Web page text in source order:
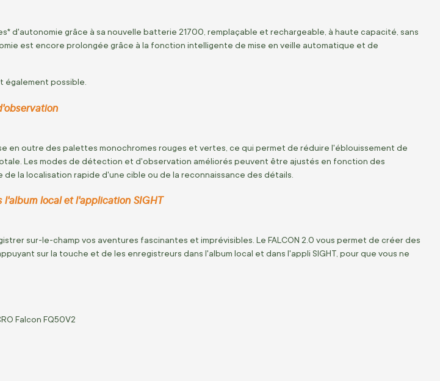
d'autonomie grâce à sa nouvelle batterie 21700, remplaçable et rechargeable, à haute capacité, sans
est encore prolongée grâce à la fonction intelligente de mise en veille automatique et de
possible.
en outre des palettes monochromes rouges et vertes, ce qui permet de réduire l'éblouissement de
Les modes de détection et d'observation améliorés peuvent être ajustés en fonction des
la localisation rapide d'une cible ou de la reconnaissance des détails.
local et l'application SIGHT
sur-le-champ vos aventures fascinantes et imprévisibles. Le FALCON 2.0 vous permet de créer des
sur la touche et de les enregistreurs dans l'album local et dans l'appli SIGHT, pour que vous ne
Falcon FQ50V2